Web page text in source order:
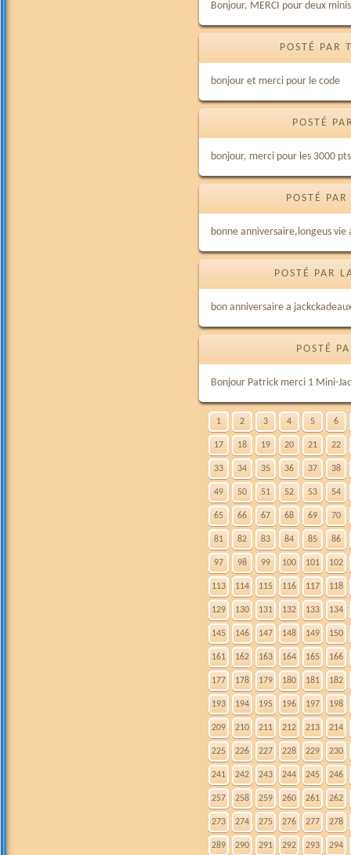
Bonjour, MERCI pour deux
POSTÉ
bonjour et merci pour le code
POSTÉ
bonjour, merci pour les 3000
POSTÉ
bonne anniversaire,longeus vie
POSTÉ PAR
bon anniversaire a
POSTÉ
Bonjour Patrick merci 1 Mini-
1 2 3 4 5 6
17 18 19 20 21 22
33 34 35 36 37 38
49 50 51 52 53 54
65 66 67 68 69 70
81 82 83 84 85 86
97 98 99 100 101 102
113 114 115 116 117 118
129 130 131 132 133 134
145 146 147 148 149 150
161 162 163 164 165 166
177 178 179 180 181 182
193 194 195 196 197 198
209 210 211 212 213 214
225 226 227 228 229 230
241 242 243 244 245 246
257 258 259 260 261 262
273 274 275 276 277 278
289 290 291 292 293 294